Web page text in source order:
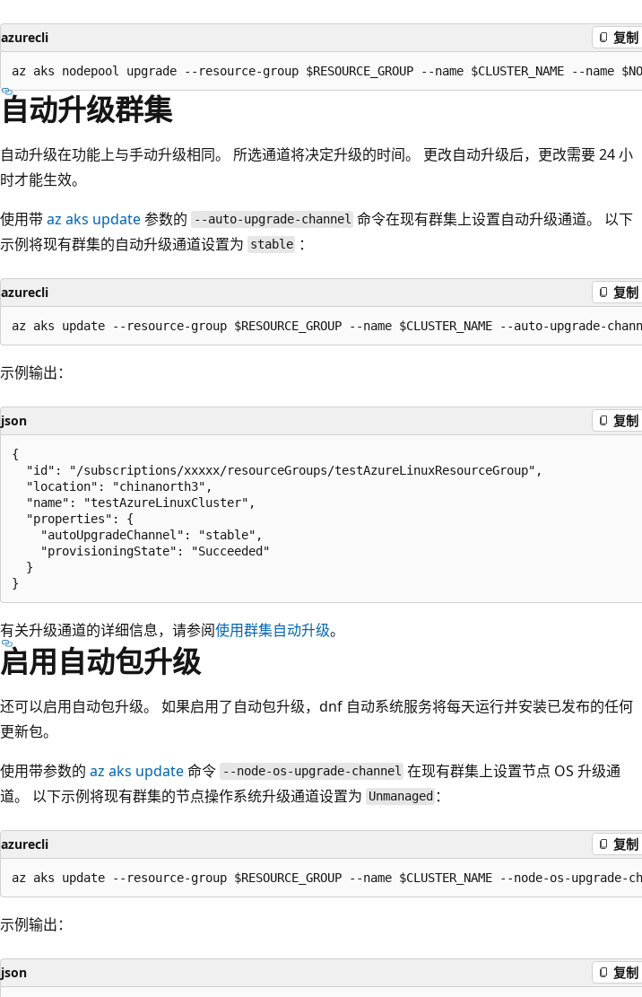
azurecli 复制
自动升级群集
自动升级在功能上与手动升级相同。 所选通道将决定升级的时间。 更改自动升级后，更改需要 24 小
时才能生效。
使用带az aks update参数的 --auto-upgrade-channel 命令在现有群集上设置自动升级通道。 以下
示例将现有群集的自动升级通道设置为 stable ：
azurecli 复制
示例输出：
json 复制
{
  "id": "/subscriptions/xxxxx/resourceGroups/testAzureLinuxResourceGroup",
  "location": "chinanorth3",
  "name": "testAzureLinuxCluster",
  "properties": {
    "autoUpgradeChannel": "stable",
    "provisioningState": "Succeeded"
  }
有关升级通道的详细信息，请参阅使用群集自动升级。
启用自动包升级
还可以启用自动包升级。 如果启用了自动包升级，dnf 自动系统服务将每天运行并安装已发布的任何
更新包。
使用带参数的 az aks update命令 --node-os-upgrade-channel 在现有群集上设置节点 OS 升级通
道。 以下示例将现有群集的节点操作系统升级通道设置为 Unmanaged ：
azurecli 复制
示例输出：
json 复制